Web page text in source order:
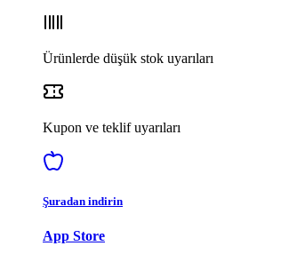
Ürünlerde düşük stok uyarıları
Kupon ve teklif uyarıları
Şuradan indirin
App Store